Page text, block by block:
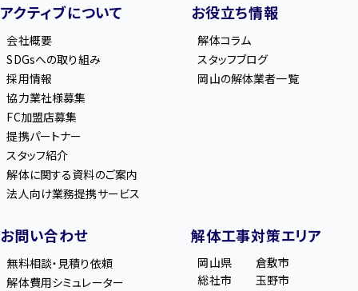
アクティブについて
会社概要
SDGsへの取り組み
採用情報
協力業社様募集
FC加盟店募集
提携パートナー
スタッフ紹介
解体に関する資料のご案内
法人向け業務提携サービス
お役立ち情報
解体コラム
スタッフブログ
岡山の解体業者一覧
お問い合わせ
無料相談・見積り依頼
解体費用シミュレーター
解体工事対策エリア
岡山県
倉敷市
総社市
玉野市